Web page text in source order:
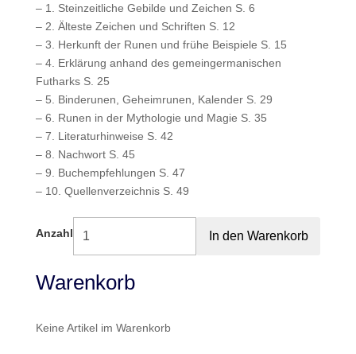
– 1. Steinzeitliche Gebilde und Zeichen S. 6
– 2. Älteste Zeichen und Schriften S. 12
– 3. Herkunft der Runen und frühe Beispiele S. 15
– 4. Erklärung anhand des gemeingermanischen
Futharks S. 25
– 5. Binderunen, Geheimrunen, Kalender S. 29
– 6. Runen in der Mythologie und Magie S. 35
– 7. Literaturhinweise S. 42
– 8. Nachwort S. 45
– 9. Buchempfehlungen S. 47
– 10. Quellenverzeichnis S. 49
Anzahl
Warenkorb
Keine Artikel im Warenkorb